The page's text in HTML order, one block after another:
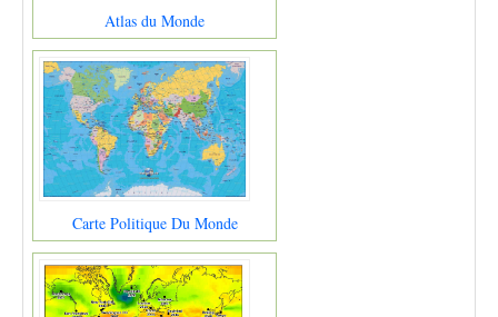
Atlas du Monde
Carte Politique Du Monde